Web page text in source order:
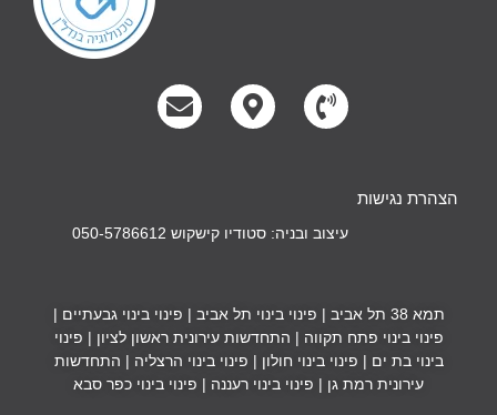
הצהרת נגישות
עיצוב ובניה: סטודיו קישקוש 050-5786612
תמא 38 תל אביב | פינוי בינוי תל אביב| פינוי בינוי גבעתיים |
פינוי בינוי פתח תקווה | התחדשות עירונית ראשון לציון | פינוי
בינוי בת ים | פינוי בינוי חולון | פינוי בינוי הרצליה | התחדשות
עירונית רמת גן | פינוי בינוי רעננה | פינוי בינוי כפר סבא